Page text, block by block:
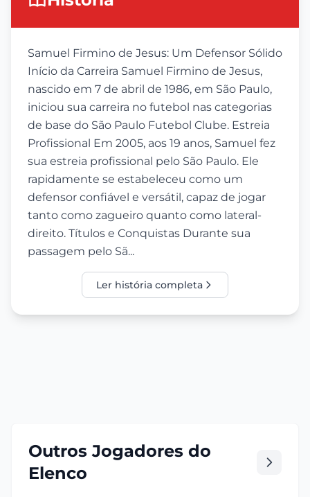
Samuel Firmino de Jesus: Um Defensor Sólido
Início da Carreira Samuel Firmino de Jesus,
nascido em 7 de abril de 1986, em São Paulo,
iniciou sua carreira no futebol nas categorias
de base do São Paulo Futebol Clube. Estreia
Profissional Em 2005, aos 19 anos, Samuel fez
sua estreia profissional pelo São Paulo. Ele
rapidamente se estabeleceu como um
defensor confiável e versátil, capaz de jogar
tanto como zagueiro quanto como lateral-
direito. Títulos e Conquistas Durante sua
passagem pelo Sã...
Ler história completa
Outros Jogadores do
Elenco